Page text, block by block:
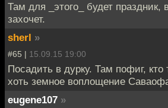
Там для _этого_ будет праздник,
захочет.
sherl »
#65 | 15.09.15 19:00
Посадить в дурку. Там пофиг,
хоть земное воплощение
eugene107 »